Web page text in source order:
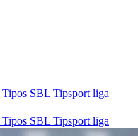
Tipos SBL Tipsport liga
Tipos SBL Tipsport liga